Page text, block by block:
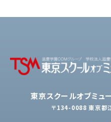
東京スクールオブミュ
〒134-0088 東京都